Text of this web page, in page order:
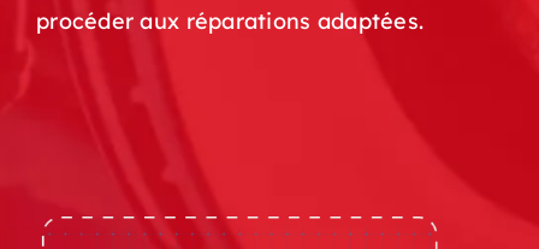
procéder aux réparations adaptées.